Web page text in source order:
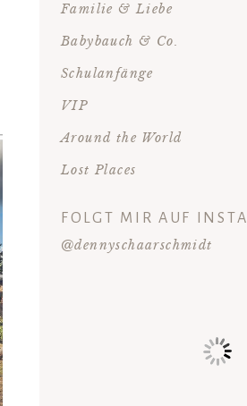
Familie & Liebe
Babybauch & Co.
Schulanfänge
VIP
Around the World
Lost Places
FOLGT MIR AUF INSTA
@dennyschaarschmidt